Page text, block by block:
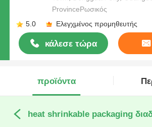
ProvinceΡωσικός
5.0
Ελεγχμένος προμηθευτής
κάλεσε τώρα
προϊόντα